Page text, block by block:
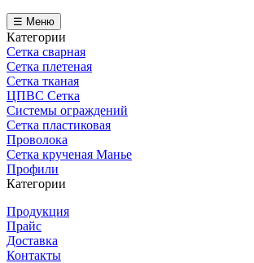
☰ Меню
Категории
Сетка сварная
Сетка плетеная
Сетка тканая
ЦПВС Сетка
Системы ограждений
Сетка пластиковая
Проволока
Сетка крученая Манье
Профили
Категории
Продукция
Прайс
Доставка
Контакты